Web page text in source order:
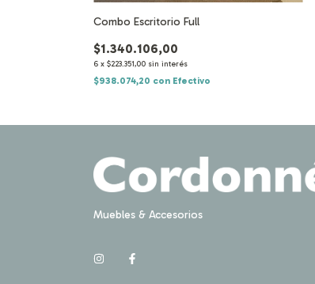
Combo Escritorio Full
$1.340.106,00
6 x $223.351,00 sin interés
$938.074,20 con Efectivo
Muebles & Accesorios